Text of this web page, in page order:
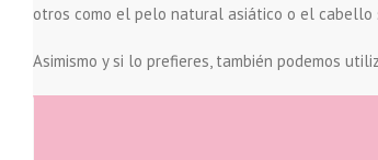
otros como el pelo natural asiático o el cabello
Asimismo y si lo prefieres, también podemos